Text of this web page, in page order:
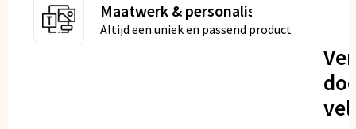
Maatwerk & personalisatie
Altijd een uniek en passend product